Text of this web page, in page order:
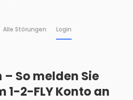
Alle Störungen Login
– So melden Sie
1-2-FLY Konto an